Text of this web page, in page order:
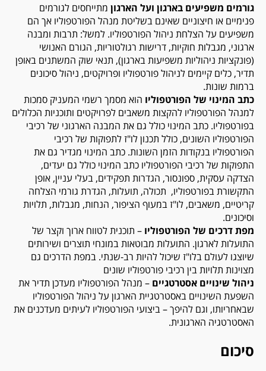
גורמים משפיעים בארגון ועל הארגון מתייחסים לגורמים
פנימיים או חיצוניים שאינם בשליטת מנהל הפורטפוליו אך הם
משפיעים על הצלחת ניהול הפורטפוליו. למשל: תרבות ומבנה
ארגוני, מגבלות חוקיות, דרישות רגולטוריות, הגורם האנושי
(פונקציות ניהוליות משפיעות בארגון), תנאי שוק המשתנים באופן
תדיר, כלים קיימים לניהול פורטפוליו ופרויקטים, ניהול סיכונים
ברמות שונות.
כתב המינוי של הפורטפוליו הוא מסמך רשמי המעניק סמכות
למנהל הפורטפוליו להקצות משאבים לפרויקטים ותוכניות הכלולים
בפורטפוליו. כתב המינוי כולל גם את המבנה הארגוני של רכיבי
הפורטפוליו השונים, כולל תכנון לו"ז לתפוקות של רכיבי
הפורטפוליו בנקודות הזמן השונות. כתב המינוי מגדיר גם את
התפוקות של רכיבי הפורטפוליו כתב המינוי כולל גם יעדים,
הצדקה עסקית, ספונסור, הגדרות תפקידים, בעלי עניין, אופן
התקשורת בפורטפוליו, תכולה, תועלות, הגדרת גורמי הצלחה
קריטיים, משאבים, לו"ז במעוף הציפור, הנחות, מגבלות, תלויות
וסיכונים.
מפת דרכים של הפורטפוליו – תוכנית לטווח ארוך וקצר של
התועלות לארגון. התועלות מבוטאות במונחי תוצרים ושירותים
שיוצגו לעולם בלו"ז שיכול להיות רב-שנתי. במפת הדרכים גם
מצוינות תלויות בין רכיבי פורטפוליו שונים
ניהול שינויים אסטרטגיים – מנהל הפורטפוליו מעדכן תדיר את
השפעת השינויים באסטרטגיית הארגון על ניהול הפורטפוליו
שבאחריותו, וגם להיפך – ביצועי הפורטפוליו לעיתים מעדכנים את
האסטרטגיה הארגונית.
סיכום